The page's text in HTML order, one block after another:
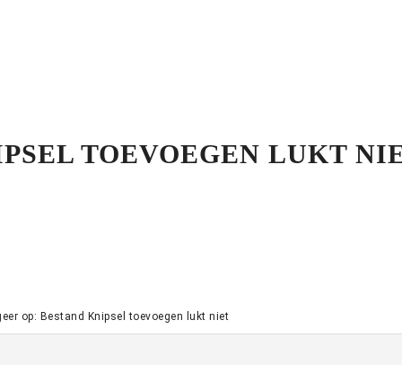
TOEVOEGEN LUKT
op: Bestand Knipsel toevoegen lukt niet